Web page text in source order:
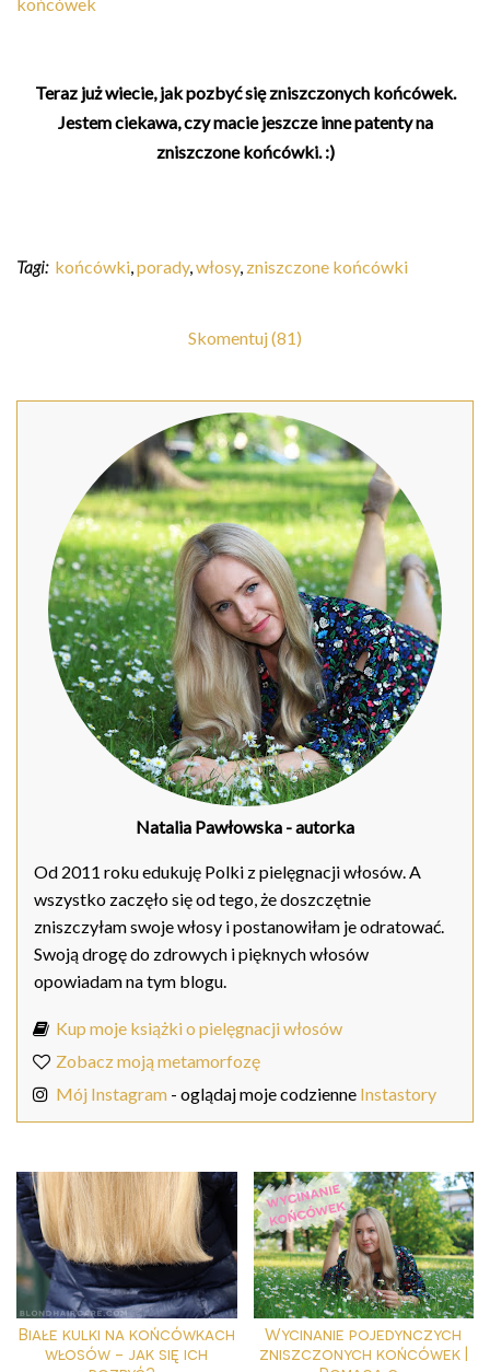
Teraz już wiecie, jak pozbyć się zniszczonych końcówek.
Jestem ciekawa, czy macie jeszcze inne patenty na
zniszczone końcówki. :)
Tagi: końcówki porady, włosy, zniszczone końcówki
Skomentuj (81)
Natalia Pawłowska - autorka
Od 2011 roku edukuję Polki z pielęgnacji włosów. A
wszystko zaczęło się od tego, że doszczętnie
zniszczyłam swoje włosy i postanowiłam je odratować.
Swoją drogę do zdrowych i pięknych włosów
opowiadam na tym blogu.
Kup moje książki o pielęgnacji włosów
Zobacz moją metamorfozę
Mój Instagram - oglądaj moje codzienne Instastory
Białe kulki na końcówkach
włosów - jak się ich
Wycinanie pojedynczych
zniszczonych końcówek |